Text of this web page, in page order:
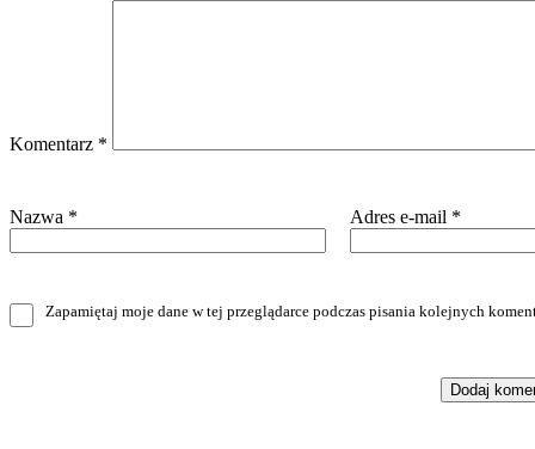
Komentarz *
Nazwa * Adres e-mail *
Zapamiętaj moje dane w tej przeglądarce podczas pisania kolejnych